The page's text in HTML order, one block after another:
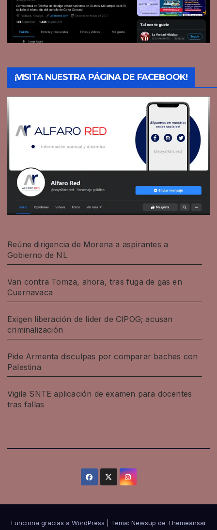
¡VISITA NUESTRA PÁGINA DE FACEBOOK!
Reúne dirigencia de Morena a aspirantes a
Gobierno de NL
Van contra Tomza, ahora, tras fuga de gas en
Cuernavaca
Exigen liberación de líder de CIPOG; acusan
criminalización
Pide Armenta disculpas por comparar baches con
Palestina
Vigila SNTE aplicación de examen para docentes
tras fallas
Funciona gracias a WordPress Tema: Newsup de Themeansar